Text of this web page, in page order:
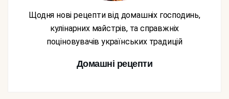
Щодня нові рецепти від домашніх господинь,
кулінарних майстрів, та справжніх
поціновувачів українських традицій
Домашні рецепти